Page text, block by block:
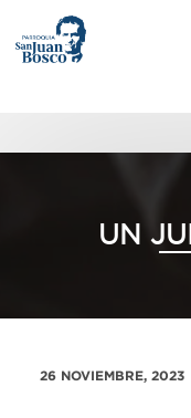
Inicio
UN
26 NOVIEMBRE, 2023